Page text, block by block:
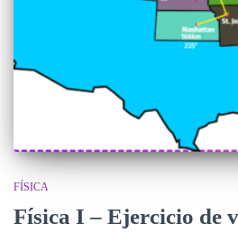
FÍSICA
Física I – Ejercicio de